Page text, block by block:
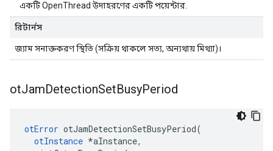
একটি OpenThread উদাহরণের একটি পয়েন্টার.
রিটার্নস
জ্যাম সনাক্তকরণ স্থিতি (সক্রিয় থাকলে সত্য, অন্যথায় মিথ্যা)।
otJamDetectionSetBusyPeriod
otError otJamDetectionSetBusyPeriod(
otInstance *aInstance,